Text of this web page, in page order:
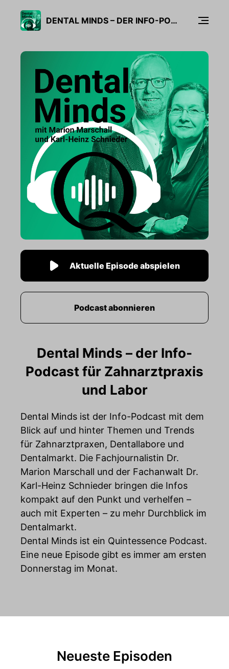
DENTAL MINDS – DER INFO-PODCAST FÜR ZAHNARZTPRAXIS UND LABOR
Dental Minds – der Info-
Podcast für Zahnarztpraxis
und Labor
Dental Minds ist der Info-Podcast mit dem
Blick auf und hinter Themen und Trends
für Zahnarztpraxen, Dentallabore und
Dentalmarkt. Die Fachjournalistin Dr.
Marion Marschall und der Fachanwalt Dr.
Karl-Heinz Schnieder bringen die Infos
kompakt auf den Punkt und verhelfen –
auch mit Experten – zu mehr Durchblick im
Dentalmarkt.
Dental Minds ist ein Quintessence Podcast.
Eine neue Episode gibt es immer am ersten
Donnerstag im Monat.
Aktuelle Episode abspielen
Podcast abonnieren
Neueste Episoden